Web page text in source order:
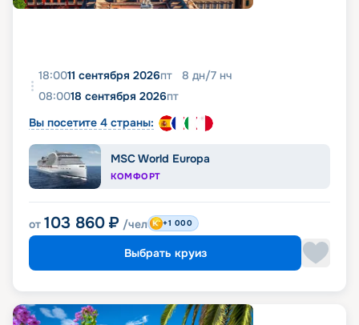
18:0011 сентября 2026пт 8 дн/7 нч
08:0018 сентября 2026пт
Вы посетите 4 страны:
MSC World Europa
КОМФОРТ
от 103 860 ₽ /чел +1 000
Выбрать круиз